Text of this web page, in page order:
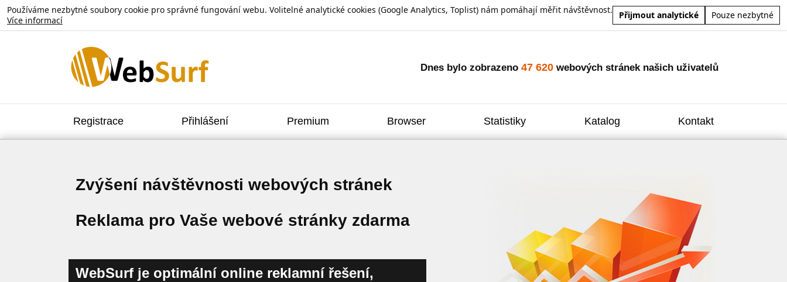
Používáme nezbytné soubory cookie pro správné fungování webu. Volitelné analytické cookies (Google Analytics, Toplist) nám pomáhají měřit návštěvnost.
Více informací
Přijmout analytické Pouze nezbytné
Dnes bylo zobrazeno 47 620 webových stránek našich uživatelů
Registrace Přihlášení Premium Browser Statistiky Katalog Kontakt
Zvýšení návštěvnosti webových stránek
Reklama pro Vaše webové stránky zdarma
WebSurf je optimální online reklamní řešení,